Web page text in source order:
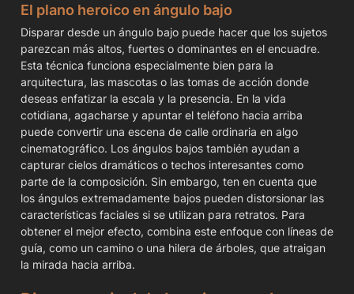
El plano heroico en ángulo bajo
Disparar desde un ángulo bajo puede hacer que los sujetos
parezcan más altos, fuertes o dominantes en el encuadre.
Esta técnica funciona especialmente bien para la
arquitectura, las mascotas o las tomas de acción donde
deseas enfatizar la escala y la presencia. En la vida
cotidiana, agacharse y apuntar el teléfono hacia arriba
puede convertir una escena de calle ordinaria en algo
cinematográfico. Los ángulos bajos también ayudan a
capturar cielos dramáticos o techos interesantes como
parte de la composición. Sin embargo, ten en cuenta que
los ángulos extremadamente bajos pueden distorsionar las
características faciales si se utilizan para retratos. Para
obtener el mejor efecto, combina este enfoque con líneas de
guía, como un camino o una hilera de árboles, que atraigan
la mirada hacia arriba.